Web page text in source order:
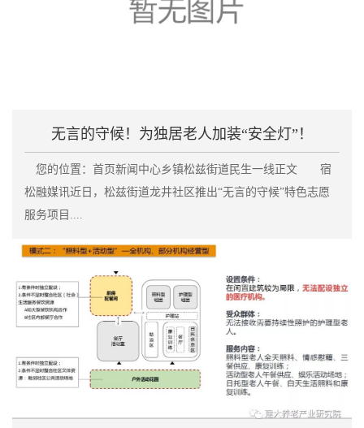
无言的守候！为独居老人加装“安全灯”！
您的位置：首页新闻中心乡镇松兹街道民生一线正文 宿
松融媒讯近日，松兹街道龙井社区推出“无言的守候”特色志愿
服务项目....